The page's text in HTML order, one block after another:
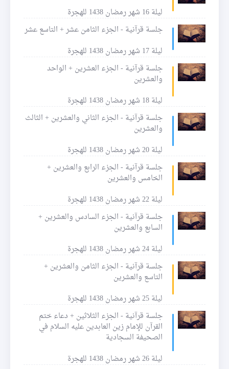
ليلة 16 شهر رمضان 1438 للهجرة
جلسة قرآنية - الجزء الثامن عشر + التاسع عشر
ليلة 17 شهر رمضان 1438 للهجرة
جلسة قرآنية - الجزء العشرين + الواحد
والعشرين
ليلة 18 شهر رمضان 1438 للهجرة
جلسة قرآنية - الجزء الثاني والعشرين + الثالث
والعشرين
ليلة 20 شهر رمضان 1438 للهجرة
جلسة قرآنية - الجزء الرابع والعشرين +
الخامس والعشرين
ليلة 22 شهر رمضان 1438 للهجرة
جلسة قرآنية - الجزء السادس والعشرين +
السابع والعشرين
ليلة 24 شهر رمضان 1438 للهجرة
جلسة قرآنية - الجزء الثامن والعشرين +
التاسع والعشرين
ليلة 25 شهر رمضان 1438 للهجرة
جلسة قرآنية - الجزء الثلاثين + دعاء ختم
القرآن للإمام زين العابدين عليه السلام في
الصحيفة السجادية
ليلة 26 شهر رمضان 1438 للهجرة